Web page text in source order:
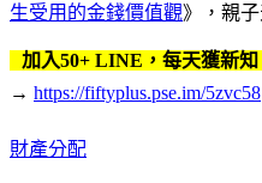
生受用的金錢價值觀》，親
加入50+ LINE，每天獲新知
→ https://fiftyplus.pse.im/5zvc58
財產分配